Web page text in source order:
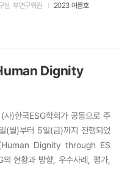
실 부연구위원 2023 여름호
Dignity
사)한국ESG학회가 공동으로 주
(월)부터 5일(금)까지 진행되었
(Human Dignity through ES
현황과 방향, 우수사례, 평가,